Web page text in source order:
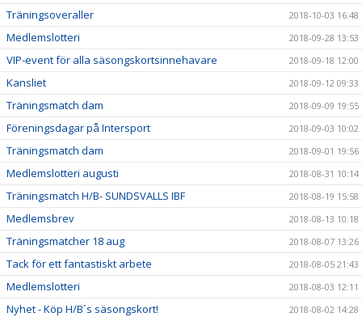
Träningsoveraller 2018-10-03 16:48
Medlemslotteri 2018-09-28 13:53
VIP-event för alla säsongskortsinnehavare 2018-09-18 12:00
Kansliet 2018-09-12 09:33
Träningsmatch dam 2018-09-09 19:55
Föreningsdagar på Intersport 2018-09-03 10:02
Träningsmatch dam 2018-09-01 19:56
Medlemslotteri augusti 2018-08-31 10:14
Träningsmatch H/B- SUNDSVALLS IBF 2018-08-19 15:58
Medlemsbrev 2018-08-13 10:18
Träningsmatcher 18 aug 2018-08-07 13:26
Tack för ett fantastiskt arbete 2018-08-05 21:43
Medlemslotteri 2018-08-03 12:11
Nyhet - Köp H/B´s säsongskort! 2018-08-02 14:28